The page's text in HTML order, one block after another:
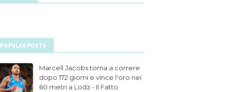
POPULAR POSTS
Marcell Jacobs torna a correre
dopo 172 giorni e vince l'oro nei
60 metri a Lodz - Il Fatto